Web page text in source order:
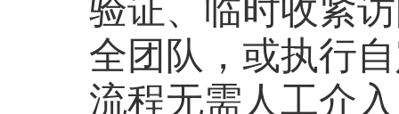
全团队，或执行
流程无需人工介